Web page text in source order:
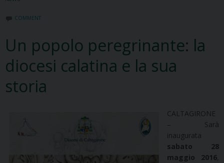
COMMENT
Un popolo peregrinante: la
diocesi calatina e la sua
storia
CALTAGIRONE
– Sarà
inaugurata
sabato 28
maggio 2016,